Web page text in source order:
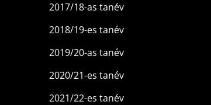
2017/18-as tanév
2018/19-es tanév
2019/20-as tanév
2020/21-es tanév
2021/22-es tanév